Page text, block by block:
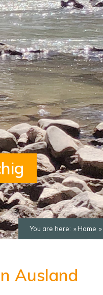
You are here: Home
Ausland